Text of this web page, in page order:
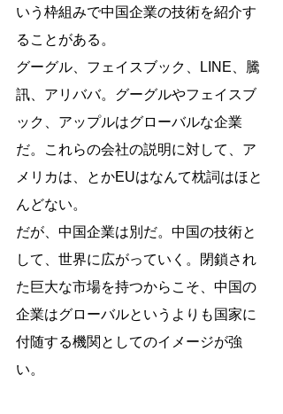
いう枠組みで中国企業の技術を紹介す
ることがある。
グーグル、フェイスブック、LINE、騰
訊、アリババ。グーグルやフェイスブ
ック、アップルはグローバルな企業
だ。これらの会社の説明に対して、ア
メリカは、とかEUはなんて枕詞はほと
んどない。
だが、中国企業は別だ。中国の技術と
して、世界に広がっていく。閉鎖され
た巨大な市場を持つからこそ、中国の
企業はグローバルというよりも国家に
付随する機関としてのイメージが強
い。